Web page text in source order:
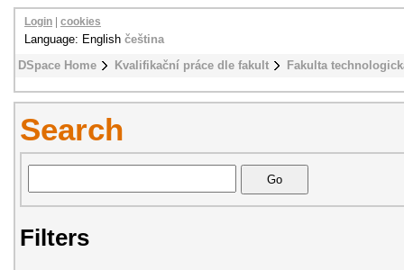
DSpace Home Kvalifikační práce dle fakult Fakulta
Login cookies
Language: English čeština
Search
Filters